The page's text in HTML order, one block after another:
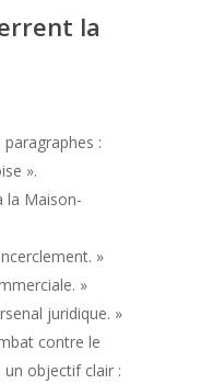
la
:
».
la Maison-
»
»
juridique. »
contre le
un objectif clair :